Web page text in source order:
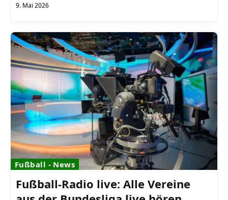
9. Mai 2026
Fußball - News
Fußball-Radio live: Alle Vereine